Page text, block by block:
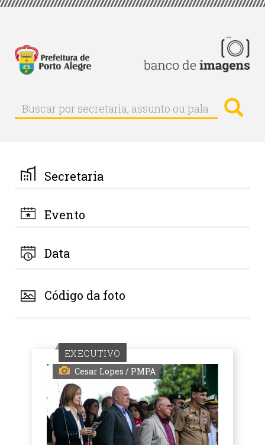
Pular
principal
Buscar
Buscar
por
palavra-
chave
Secretaria
Evento
Data
Código da foto
EXECUTIVO
Cesar Lopes / PMPA